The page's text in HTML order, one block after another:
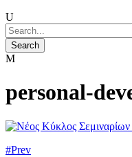
personal-
Prev